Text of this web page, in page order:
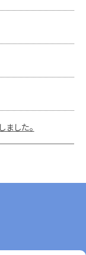
した。